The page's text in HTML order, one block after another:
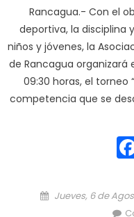
Rancagua.- Con el
deportiva, la disciplina
niños y jóvenes, la
de Rancagua organizará
09:30 horas, el torneo
competencia que se
Posted on
Jueves, 6 de